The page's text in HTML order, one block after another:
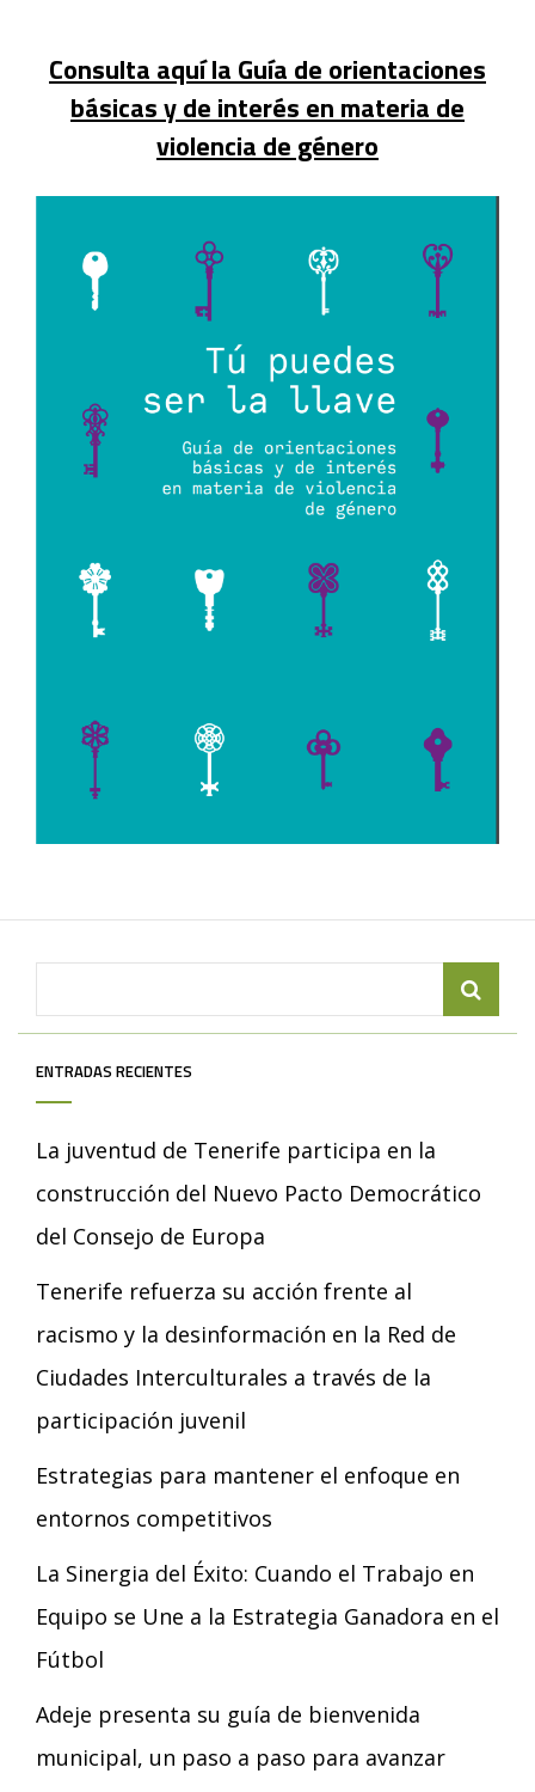
Consulta aquí la Guía de orientaciones
básicas y de interés en materia de
violencia de género
for:
ENTRADAS RECIENTES
La juventud de Tenerife participa en la
construcción del Nuevo Pacto Democrático
del Consejo de Europa
Tenerife refuerza su acción frente al
racismo y la desinformación en la Red de
Ciudades Interculturales a través de la
participación juvenil
Estrategias para mantener el enfoque en
entornos competitivos
La Sinergia del Éxito: Cuando el Trabajo en
Equipo se Une a la Estrategia Ganadora en el
Fútbol
Adeje presenta su guía de bienvenida
municipal, un paso a paso para avanzar